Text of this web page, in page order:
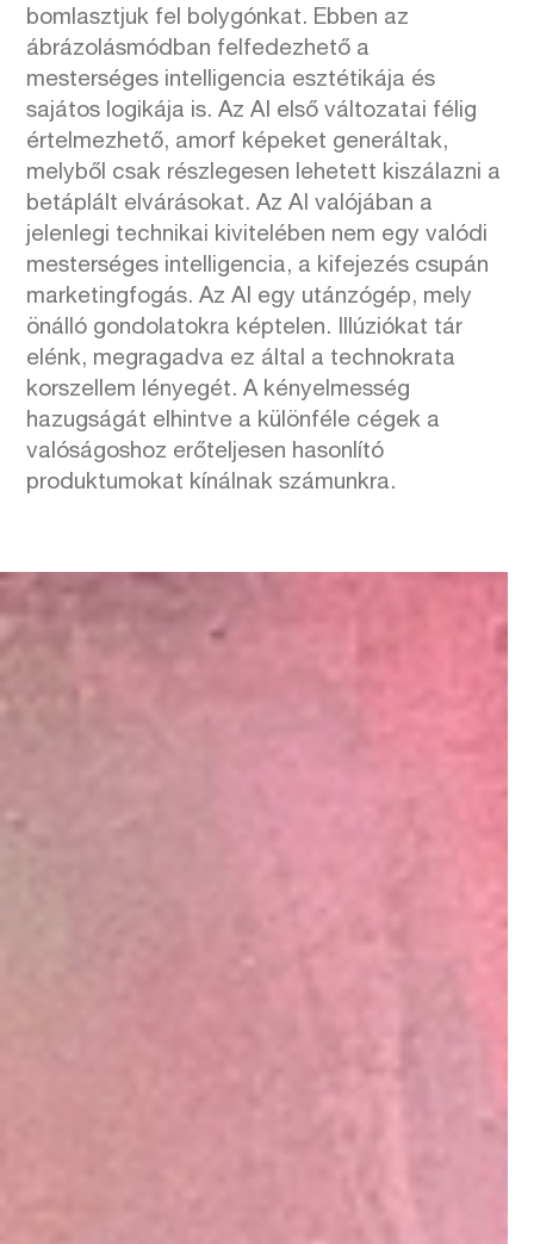
bomlasztjuk fel bolygónkat. Ebben az
ábrázolásmódban felfedezhető a
mesterséges intelligencia esztétikája és
sajátos logikája is. Az AI első változatai félig
értelmezhető, amorf képeket generáltak,
melyből csak részlegesen lehetett kiszálazni a
betáplált elvárásokat. Az AI valójában a
jelenlegi technikai kivitelében nem egy valódi
mesterséges intelligencia, a kifejezés csupán
marketingfogás. Az AI egy utánzógép, mely
önálló gondolatokra képtelen. Illúziókat tár
elénk, megragadva ez által a technokrata
korszellem lényegét. A kényelmesség
hazugságát elhintve a különféle cégek a
valóságoshoz erőteljesen hasonlító
produktumokat kínálnak számunkra.